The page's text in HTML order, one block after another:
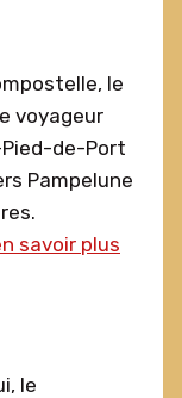
le
voyageur
de-Port
Pampelune
savoir plus
le